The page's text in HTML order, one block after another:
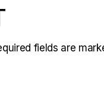
fields are